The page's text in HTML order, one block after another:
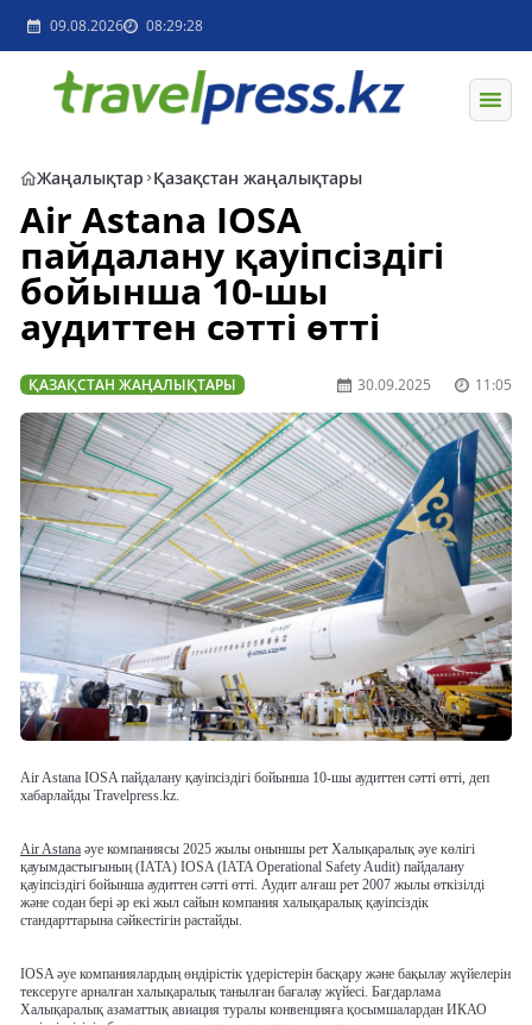
09.08.2026 08:29:28
Жаңалықтар Қазақстан жаңалықтары
Air Astana IOSA
пайдалану қауіпсіздігі
бойынша 10-шы
аудиттен сәтті өтті
ҚАЗАҚСТАН ЖАҢАЛЫҚТАРЫ 30.09.2025 11:05
Air Astana IOSA пайдалану қауіпсіздігі бойынша 10-шы аудиттен сәтті өтті, деп
хабарлайды Travelpress.kz.
Air Astana әуе компаниясы 2025 жылы оныншы рет Халықаралық әуе көлігі
қауымдастығының (IATA) IOSA (IATA Operational Safety Audit) пайдалану
қауіпсіздігі бойынша аудиттен сәтті өтті. Аудит алғаш рет 2007 жылы өткізілді
және содан бері әр екі жыл сайын компания халықаралық қауіпсіздік
стандарттарына сәйкестігін растайды.
IOSA әуе компаниялардың өндірістік үдерістерін басқару және бақылау жүйелерін
тексеруге арналған халықаралық танылған бағалау жүйесі. Бағдарлама
Халықаралық азаматтық авиация туралы конвенцияға қосымшалардан ИКАО